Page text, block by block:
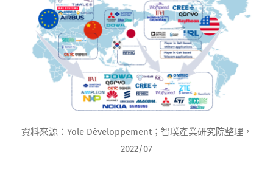
資料來源：Yole Développement；智璞產業研究院整理，
2022/07